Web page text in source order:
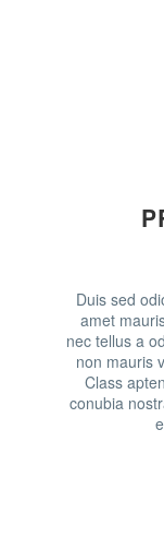
Duis sed
amet
nec tellus a
non mauris
Class
conubia